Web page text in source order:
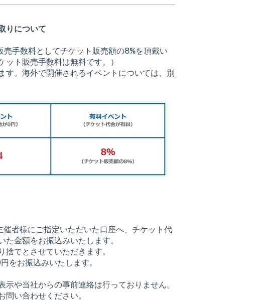
りについて
手数料としてチケット販売額の8%を頂戴い
ト販売手数料は無料です。）
。海外で開催されるイベントについては、別
催者様にご指定いただいた口座へ、チケット代
金額をお振込みいたします。
てとさせていただきます。
お振込みいたします。
や当社からの事前連絡は行っておりません。
い合わせください。